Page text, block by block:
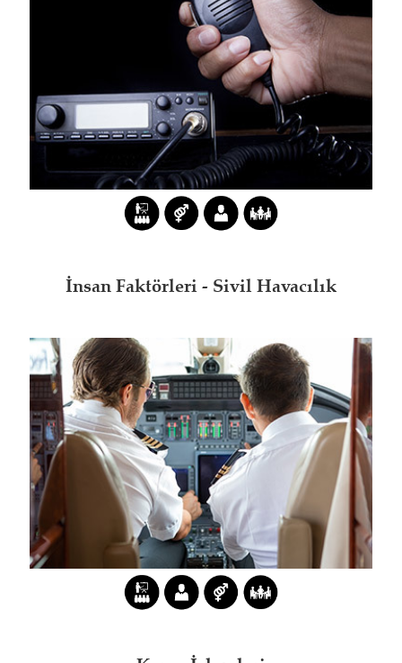
İnsan Faktörleri - Sivil Havacılık